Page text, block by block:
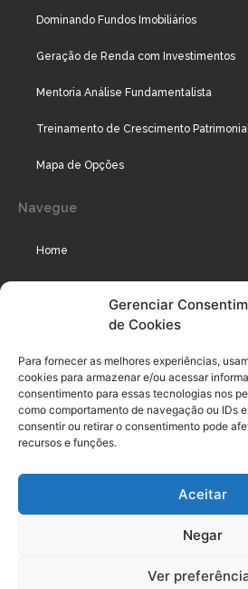
Gerenciar
de Cookies
Para fornecer as melhores experiências,
cookies para armazenar e/ou acessar
consentimento para essas tecnologias nos
como comportamento de navegação ou IDs
consentir ou retirar o consentimento pode
recursos e funções.
Aceitar
Negar
Ver
Dominando Fundos Imobiliários
Geração de Renda com Investimentos
Mentoria Análise Fundamentalista
Treinamento de Crescimento
Mapa de Opções
Navegue
Home
Podcast
Legal
Termo de uso do usuário e assinante